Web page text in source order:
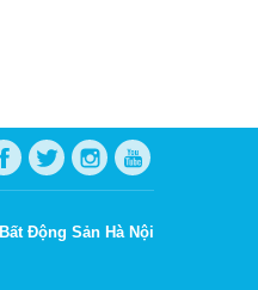
Bất Động Sản Hà Nội